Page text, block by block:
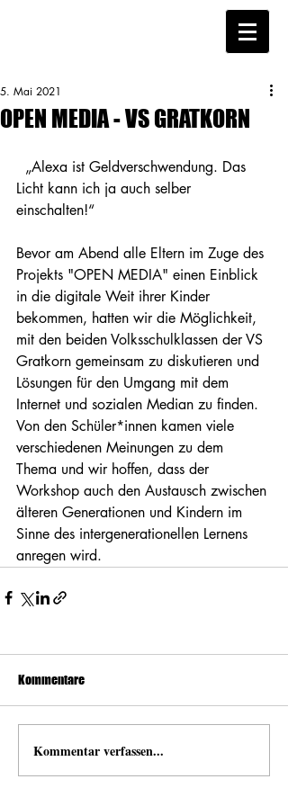
OPEN MEDIA - VS GRATKORN
5. Mai 2021
Licht kann ich ja auch selber
einschalten!“
Bevor am Abend alle Eltern im Zuge des
Projekts "OPEN MEDIA" einen Einblick
in die digitale Weit ihrer Kinder
bekommen, hatten wir die Möglichkeit,
mit den beiden Volksschulklassen der VS
Gratkorn gemeinsam zu diskutieren und
Lösungen für den Umgang mit dem
Internet und sozialen Median zu finden.
Von den Schüler*innen kamen viele
verschiedenen Meinungen zu dem
Thema und wir hoffen, dass der
Workshop auch den Austausch zwischen
älteren Generationen und Kindern im
Sinne des intergenerationellen Lernens
anregen wird.
Kommentare
Kommentar verfassen...